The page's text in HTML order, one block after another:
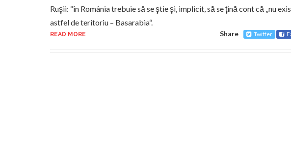
Ruşii: “în România trebuie să se ştie şi, implicit, să se ţină cont că „nu
astfel de teritoriu – Basarabia“.
READ MORE Share Twitter